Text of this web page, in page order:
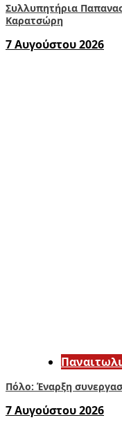
Συλλυπητήρια
Καρατσώρη
7 Αυγούστου 2026
Πόλο: Έναρξη
7 Αυγούστου 2026